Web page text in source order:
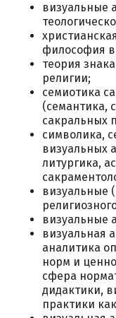
визуальные
философия
теория
религии;
семиотика
(семантика,
сакральных
символика,
визуальных
литургика,
визуальные
визуальные
визуальная
аналитика
норм и
сфера
дидактики,
практики